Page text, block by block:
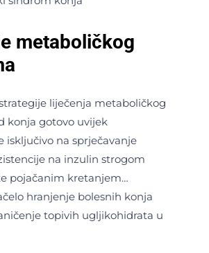
metaboličkog
liječenja metaboličkog
konja gotovo uvijek
isključivo na sprječavanje
na inzulin strogom
pojačanim kretanjem…
hranjenje bolesnih konja
topivih ugljikohidrata u